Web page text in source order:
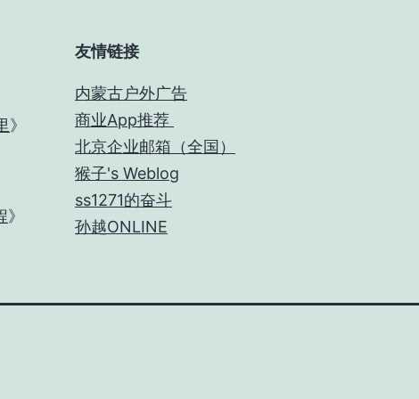
》
》
友情链接
内蒙古户外广告
商业App推荐
北京企业邮箱（全国）
猴子's Weblog
ss1271的奋斗
孙越ONLINE